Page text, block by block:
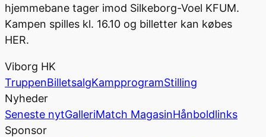
hjemmebane tager imod Silkeborg-Voel KFUM.
Kampen spilles kl. 16.10 og billetter kan købes
HER.
Viborg HK
TruppenBilletsalgKampprogramStilling
Nyheder
Seneste nytGalleriMatch MagasinHånboldlinks
Sponsor